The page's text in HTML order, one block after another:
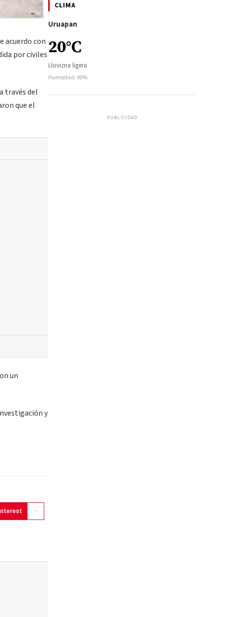
acuerdo con
por civiles
través del
que el
un
y
CLIMA
Uruapan
20°C
Llovizna ligera
Humedad: 90%
PUBLICIDAD